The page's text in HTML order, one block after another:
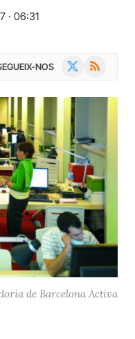
· 06:31
NOS RSS
de Barcelona Activa